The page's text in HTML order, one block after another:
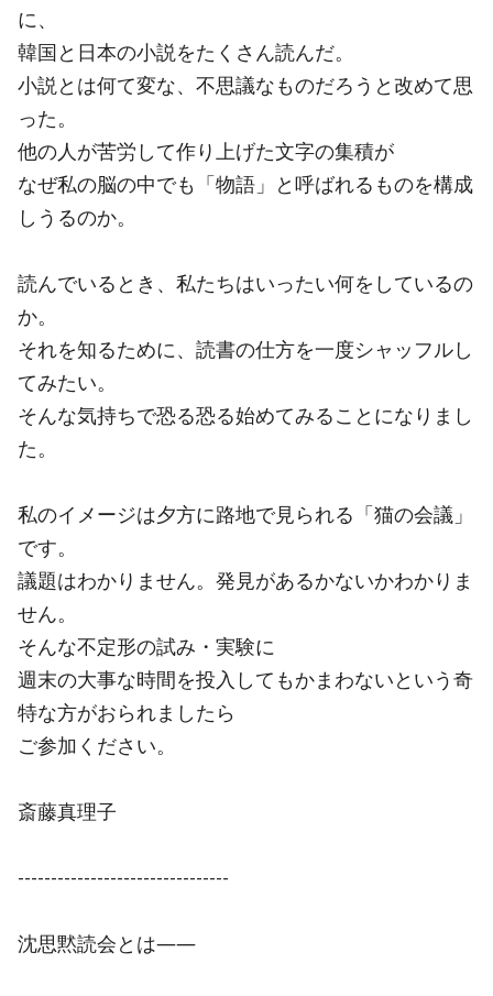
に、
韓国と日本の小説をたくさん読んだ。
小説とは何て変な、不思議なものだろうと改めて思
った。
他の人が苦労して作り上げた文字の集積が
なぜ私の脳の中でも「物語」と呼ばれるものを構成
しうるのか。
読んでいるとき、私たちはいったい何をしているの
か。
それを知るために、読書の仕方を一度シャッフルし
てみたい。
そんな気持ちで恐る恐る始めてみることになりまし
た。
私のイメージは夕方に路地で見られる「猫の会議」
です。
議題はわかりません。発見があるかないかわかりま
せん。
そんな不定形の試み・実験に
週末の大事な時間を投入してもかまわないという奇
特な方がおられましたら
ご参加ください。
斎藤真理子
--------------------------------
沈思黙読会とは――